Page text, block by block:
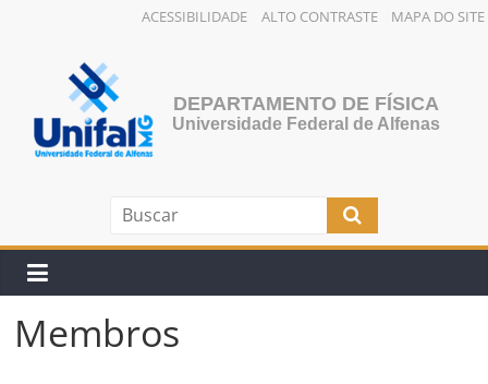
ACESSIBILIDADE ALTO CONTRASTE MAPA DO SITE
conteúdo
DEPARTAMENTO DE FÍSICA
Universidade Federal de Alfenas
Membros